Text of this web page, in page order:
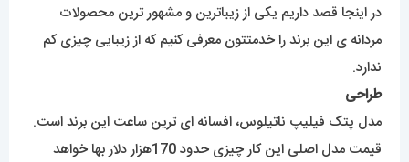
در اینجا قصد داریم یکی از زیباترین و مشهور ترین محصولات
مردانه ی این برند را خدمتتون معرفی کنیم که از زیبایی چیزی کم
ندارد.
طراحی
مدل پتک فیلیپ ناتیلوس، افسانه ای ترین ساعت این برند است.
قیمت مدل اصلی این کار چیزی حدود 170هزار دلار بها خواهد